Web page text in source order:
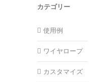
カテゴリー
使用例
ワイヤロープ
カスタマイズ